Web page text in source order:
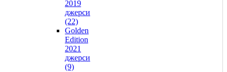
2019
джерси
(22)
Golden
Edition
2021
джерси
(9)